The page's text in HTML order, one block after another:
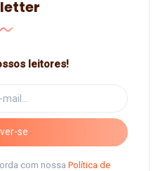
leitores!
se
com nossa Política de